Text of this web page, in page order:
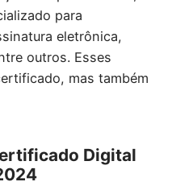
para
eletrônica,
outros. Esses
mas também
Digital